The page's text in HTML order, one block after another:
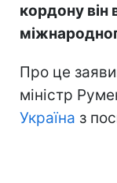
кордону він
Про це
міністр
Україна з